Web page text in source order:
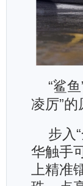
“鲨
凌厉”
步入
华触手
上精准